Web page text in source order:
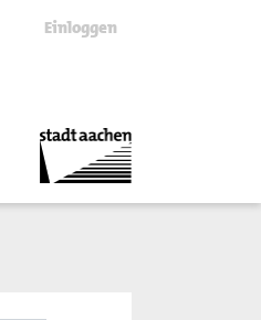
Einloggen